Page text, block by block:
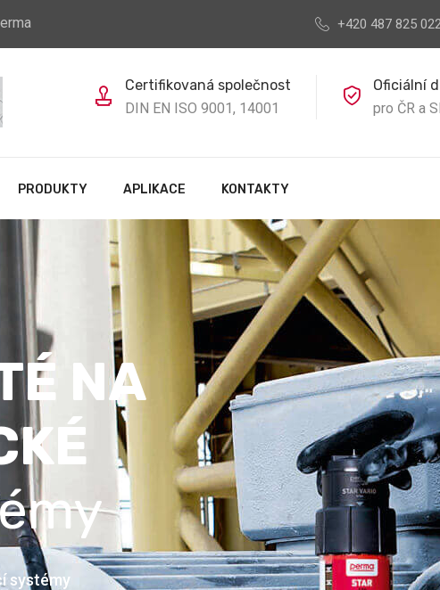
+420 487 825
Certifikovaná společnost
DIN EN ISO 9001, 14001
Oficiální
pro ČR a
PRODUKTY APLIKACE KONTAKTY
NA
systémy